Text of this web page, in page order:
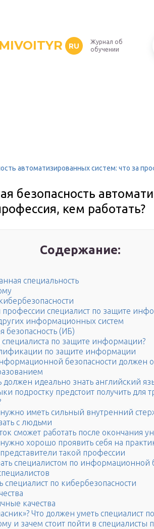
RU
Журнал об
обучении
автоматизированных систем: что за
безопасность
кем работать?
Содержание:
специальность
специалист по защите
информационных систем
(ИБ)
специалиста по защите информации?
по защите информации
безопасности должен
должен идеально знать английский
подростку предстоит получить для
иметь сильный внутренний
с людьми
сможет работать после окончания
хорошо проявить себя на
такой профессии
специалистом по информационной
специалист по кибербезопасности
качества
Что должен уметь специалист
и зачем стоит пойти в